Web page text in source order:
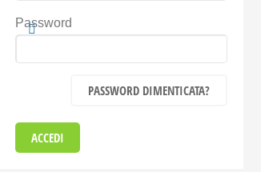
Password
PASSWORD DIMENTICATA?